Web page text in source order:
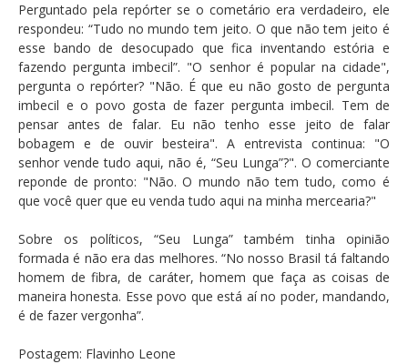
Perguntado pela repórter se o cometário era verdadeiro, ele
respondeu: “Tudo no mundo tem jeito. O que não tem jeito é
esse bando de desocupado que fica inventando estória e
fazendo pergunta imbecil”. "O senhor é popular na cidade",
pergunta o repórter? "Não. É que eu não gosto de pergunta
imbecil e o povo gosta de fazer pergunta imbecil. Tem de
pensar antes de falar. Eu não tenho esse jeito de falar
bobagem e de ouvir besteira". A entrevista continua: "O
senhor vende tudo aqui, não é, “Seu Lunga”?". O comerciante
reponde de pronto: "Não. O mundo não tem tudo, como é
que você quer que eu venda tudo aqui na minha mercearia?"
Sobre os políticos, “Seu Lunga” também tinha opinião
formada é não era das melhores. “No nosso Brasil tá faltando
homem de fibra, de caráter, homem que faça as coisas de
maneira honesta. Esse povo que está aí no poder, mandando,
é de fazer vergonha”.
Postagem: Flavinho Leone